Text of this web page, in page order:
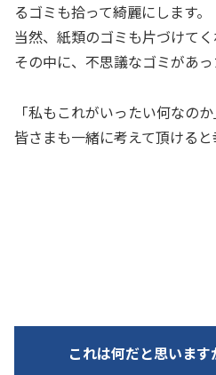
るゴミも拾って綺麗にします。
当然、紙類のゴミも片づけてく
その中に、不思議なゴミがあっ
「私もこれがいったい何なの
皆さまも一緒に考えて頂けると
これは何だと思います